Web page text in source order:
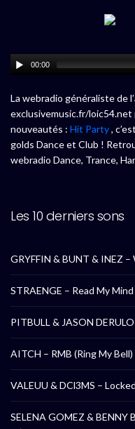
00:00
La webradio généraliste de
exclusivemusic.fr/
nouveautés : Hit Party,
golds Dance et Club !
webradio Dance, Trance,
Les 10 derniers sons
GRYFFIN & BUNT & INEZ
STRAENGE – Read My
PITBULL & JASON
AITCH – RMB (Ring My Bell)
VALEUU & DCl3MS –
SELENA GOMEZ & BENNY